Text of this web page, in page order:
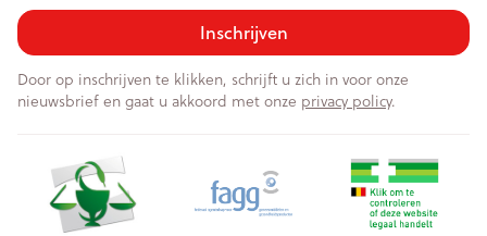
Inschrijven
Door op inschrijven te klikken, schrijft u zich in voor onze
nieuwsbrief en gaat u akkoord met onze privacy policy.